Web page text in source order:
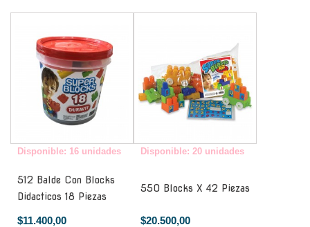
Disponible: 16 unidades
512 Balde Con Blocks
Didacticos 18 Piezas
$11.400,00
Disponible: 20 unidades
550 Blocks X 42 Piezas
$20.500,00